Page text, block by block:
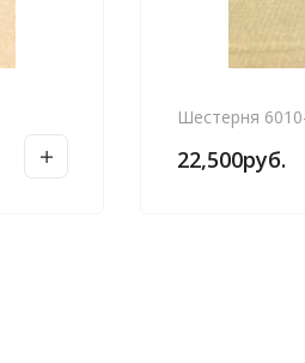
Шестерня
22,500руб.